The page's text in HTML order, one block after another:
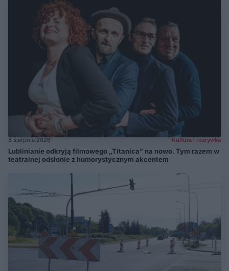
8 sierpnia 2026 Kultura i rozrywka
Lublinianie odkryją filmowego „Titanica” na nowo. Tym razem w
teatralnej odsłonie z humorystycznym akcentem